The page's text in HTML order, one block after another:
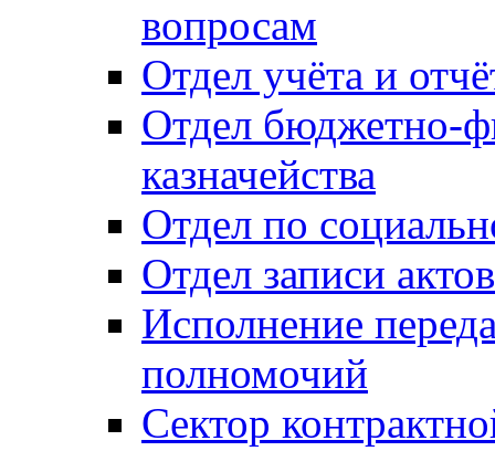
вопросам
Отдел учёта и
Отдел бюджетно-
казначейства
Отдел по
Отдел записи
Исполнение
полномочий
Сектор